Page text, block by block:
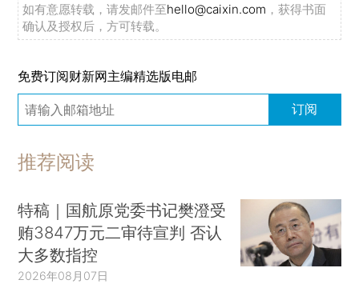
如有意愿转载，请发邮件至hello@caixin.com ，获得书面
确认及授权后，方可转载。
免费订阅财新网主编精选版电邮
订阅
推荐阅读
特稿｜国航原党委书记樊澄受
贿3847万元二审待宣判 否认
大多数指控
2026年08月07日